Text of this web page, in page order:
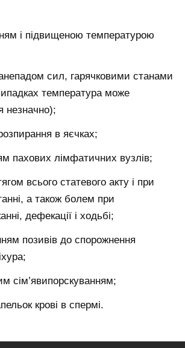
і підвищеною температурою
сил, гарячковими станами
температура може
незначно);
в яєчках;
пахових лімфатичних вузлів;
всього статевого акту і при
а також болем при
дефекації і ходьбі;
позивів до спорожнення
сім’явипорскуванням;
крові в спермі.